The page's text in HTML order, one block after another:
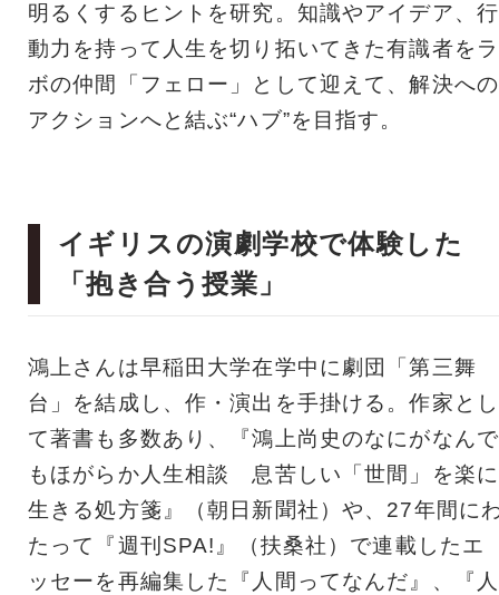
明るくするヒントを研究。知識やアイデア、行
動力を持って人生を切り拓いてきた有識者をラ
ボの仲間「フェロー」として迎えて、解決への
アクションへと結ぶ“ハブ”を目指す。
イギリスの演劇学校で体験した
「抱き合う授業」
鴻上さんは早稲田大学在学中に劇団「第三舞
台」を結成し、作・演出を手掛ける。作家とし
て著書も多数あり、『鴻上尚史のなにがなんで
もほがらか人生相談 息苦しい「世間」を楽に
生きる処方箋』（朝日新聞社）や、27年間に
たって『週刊SPA!』（扶桑社）で連載したエ
ッセーを再編集した『人間ってなんだ』、『人